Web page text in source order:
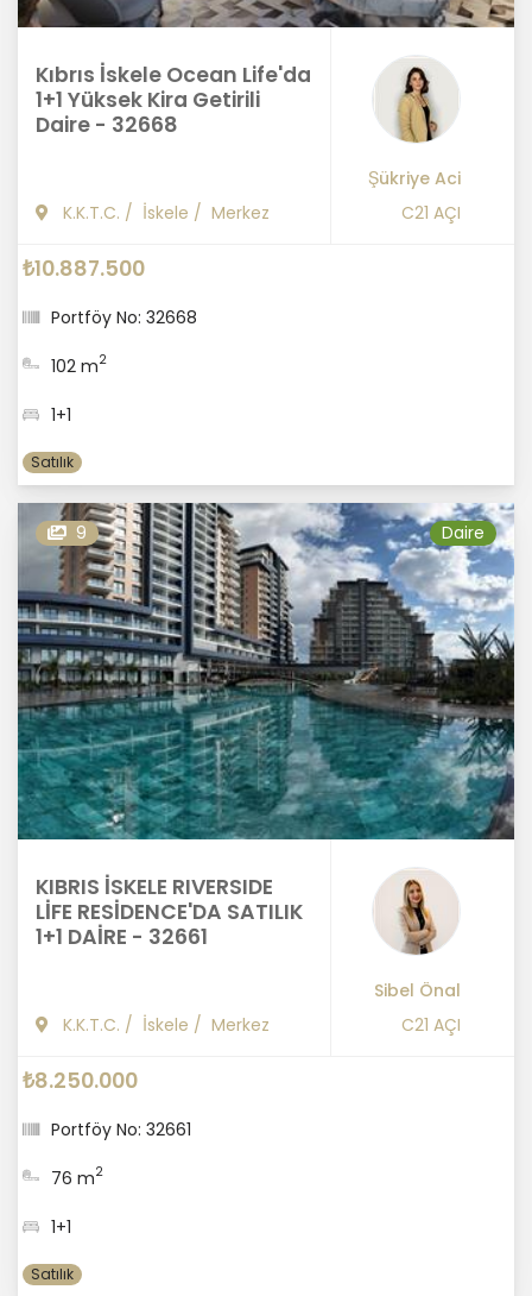
Kıbrıs İskele Ocean Life'da
1+1 Yüksek Kira Getirili
Daire - 32668
K.K.T.C. / İskele / Merkez
Şükriye Aci
C21 AÇI
₺10.887.500
Portföy No: 32668
102 m2
1+1
Satılık
9 Daire
KIBRIS İSKELE RIVERSIDE
LİFE RESİDENCE'DA SATILIK
1+1 DAİRE - 32661
K.K.T.C. / İskele / Merkez
Sibel Önal
C21 AÇI
₺8.250.000
Portföy No: 32661
76 m2
1+1
Satılık